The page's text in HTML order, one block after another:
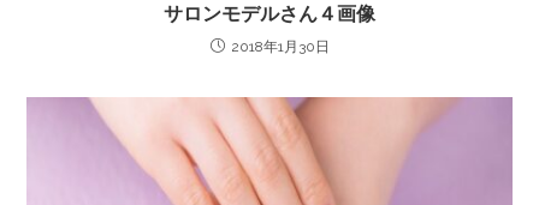
サロンモデルさん４画像
2018年1月30日